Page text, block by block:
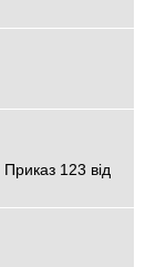
123 від